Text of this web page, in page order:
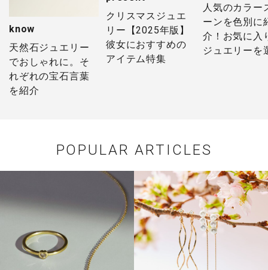
know
天然石ジュエリー
でおしゃれに。そ
れぞれの宝石言葉
を紹介
クリスマスジュエ
リー【2025年版】
彼女におすすめの
アイテム特集
人気のカラー
ーンを色別に
介！お気に入
ジュエリーを
POPULAR ARTICLES